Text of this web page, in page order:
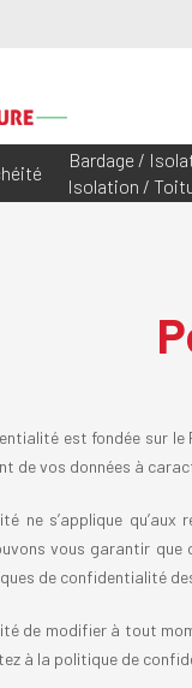
Bardage /
Isolation /
est fondée sur le
de vos données à
ne s’applique
vous garantir
de confidentialité
de modifier à tout
à la politique de